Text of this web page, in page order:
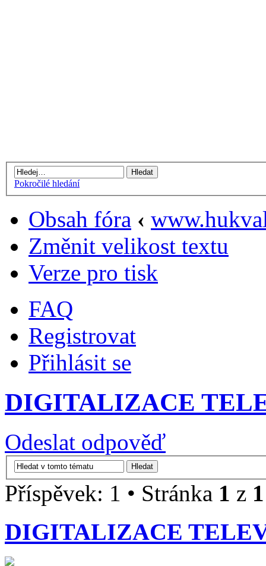
Pokročilé hledání
Obsah fóra ‹
Změnit velikost textu
Verze pro tisk
FAQ
Registrovat
Přihlásit se
DIGITALIZACE
Odeslat odpověď
Příspěvek: 1 • Stránka 1 z 1
DIGITALIZACE